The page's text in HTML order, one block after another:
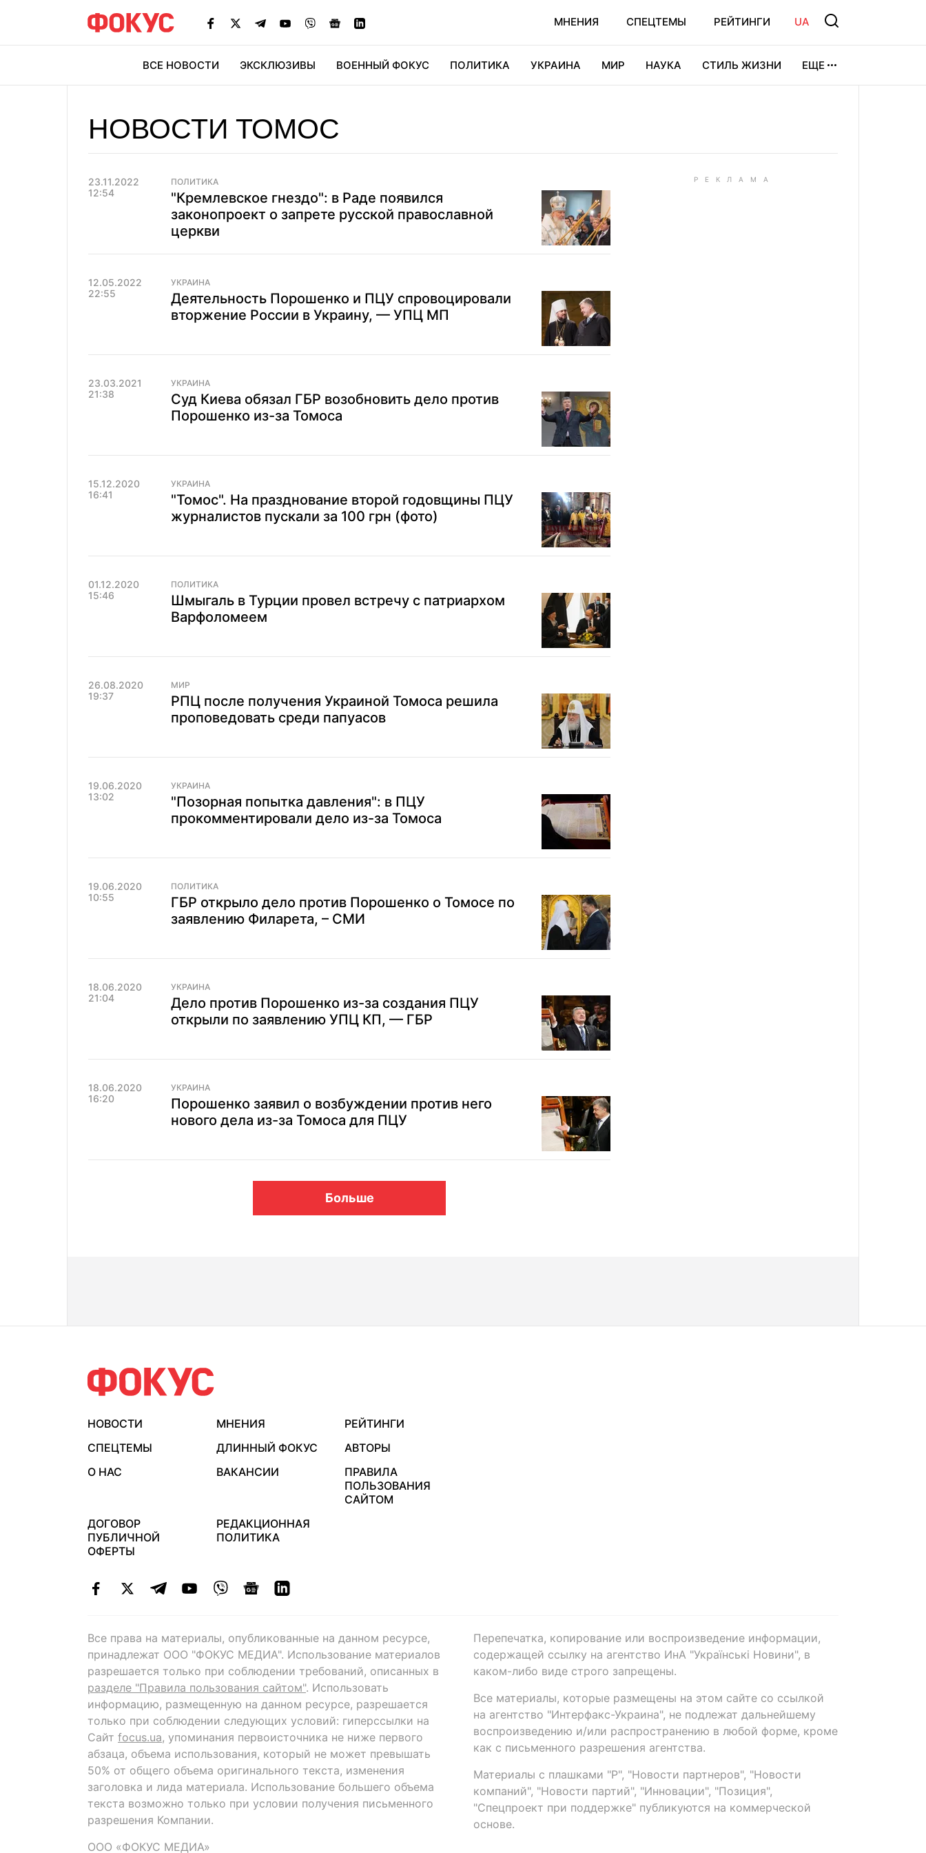
МНЕНИЯ СПЕЦТЕМЫ РЕЙТИНГИ UA
ВСЕ НОВОСТИ ЭКСКЛЮЗИВЫ ВОЕННЫЙ ФОКУС ПОЛИТИКА УКРАИНА МИР НАУКА СТИЛЬ ЖИЗНИ ЕЩЕ
НОВОСТИ ТОМОС
23.11.2022
12:54
ПОЛИТИКА
"Кремлевское гнездо": в Раде появился
законопроект о запрете русской православной
церкви
12.05.2022
22:55
УКРАИНА
Деятельность Порошенко и ПЦУ спровоцировали
вторжение России в Украину, — УПЦ МП
23.03.2021
21:38
УКРАИНА
Суд Киева обязал ГБР возобновить дело против
Порошенко из-за Томоса
15.12.2020
16:41
УКРАИНА
"Томос". На празднование второй годовщины ПЦУ
журналистов пускали за 100 грн (фото)
01.12.2020
15:46
ПОЛИТИКА
Шмыгаль в Турции провел встречу с патриархом
Варфоломеем
26.08.2020
19:37
МИР
РПЦ после получения Украиной Томоса решила
проповедовать среди папуасов
19.06.2020
13:02
УКРАИНА
"Позорная попытка давления": в ПЦУ
прокомментировали дело из-за Томоса
19.06.2020
10:55
ПОЛИТИКА
ГБР открыло дело против Порошенко о Томосе по
заявлению Филарета, – СМИ
18.06.2020
21:04
УКРАИНА
Дело против Порошенко из-за создания ПЦУ
открыли по заявлению УПЦ КП, — ГБР
18.06.2020
16:20
УКРАИНА
Порошенко заявил о возбуждении против него
нового дела из-за Томоса для ПЦУ
Больше
НОВОСТИ МНЕНИЯ
РЕЙТИНГИ
СПЕЦТЕМЫ
ДЛИННЫЙ ФОКУС
АВТОРЫ
О НАС
ВАКАНСИИ
ПРАВИЛА
ПОЛЬЗОВАНИЯ
САЙТОМ
ДОГОВОР
ПУБЛИЧНОЙ
ОФЕРТЫ
РЕДАКЦИОННАЯ
ПОЛИТИКА
Все права на материалы, опубликованные на данном ресурсе,
принадлежат ООО "ФОКУС МЕДИА". Использование материалов
разрешается только при соблюдении требований, описанных в
разделе "Правила пользования сайтом". Использовать
информацию, размещенную на данном ресурсе, разрешается
только при соблюдении следующих условий: гиперссылки на
Сайт focus.ua, упоминания первоисточника не ниже первого
абзаца, объема использования, который не может превышать
50% от общего объема оригинального текста, изменения
заголовка и лида материала. Использование большего объема
текста возможно только при условии получения письменного
разрешения Компании.
ООО «ФОКУС МЕДИА»
Перепечатка, копирование или воспроизведение информации,
содержащей ссылку на агентство ИнА "Українські Новини", в
каком-либо виде строго запрещены.
Все материалы, которые размещены на этом сайте со ссылкой
на агентство "Интерфакс-Украина", не подлежат дальнейшему
воспроизведению и/или распространению в любой форме, кроме
как с письменного разрешения агентства.
Материалы с плашками "Р", "Новости партнеров", "Новости
компаний", "Новости партий", "Инновации", "Позиция",
"Спецпроект при поддержке" публикуются на коммерческой
основе.